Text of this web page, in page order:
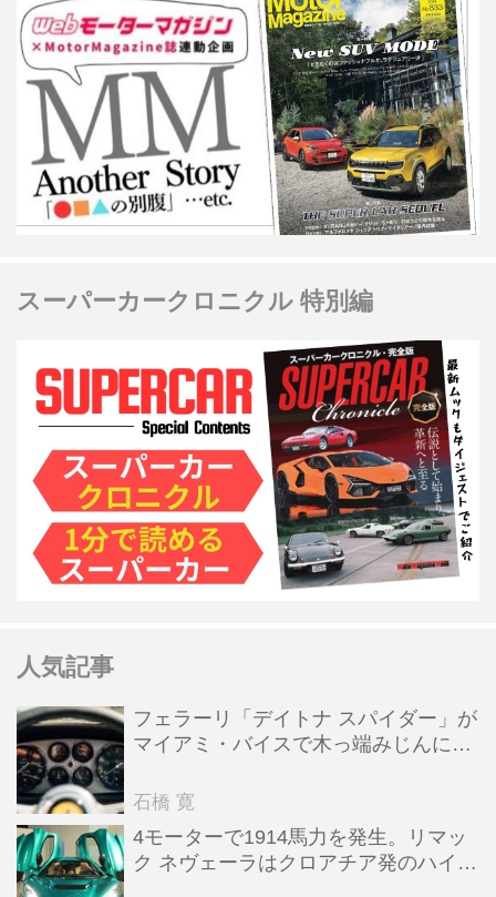
スーパーカークロニクル 特別編
人気記事
フェラーリ「デイトナ スパイダー」が
マイアミ・バイスで木っ端みじんにな
石橋 寛
4モーターで1914馬力を発生。リマッ
ク ネヴェーラはクロアチア発のハイパ